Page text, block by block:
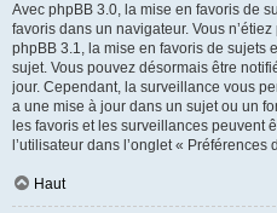
Avec phpBB 3.0, la mise en favoris de
favoris dans un navigateur. Vous
phpBB 3.1, la mise en favoris de sujets
sujet. Vous pouvez désormais être
jour. Cependant, la surveillance vous
a une mise à jour dans un sujet ou un
les favoris et les surveillances peuvent
l’utilisateur dans l’onglet « Préférences
Haut